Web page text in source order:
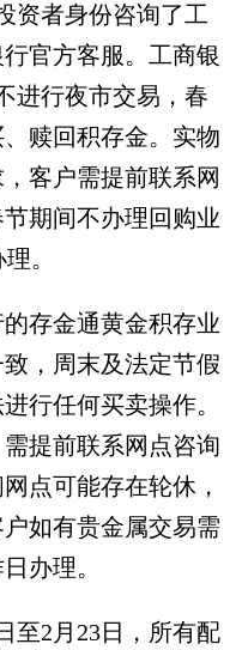
者身份咨询了工
官方客服。工商银
进行夜市交易，春
赎回积存金。实物
客户需提前联系网
期间不办理回购业
。
存金通黄金积存业
，周末及法定节假
行任何买卖操作。
提前联系网点咨询
点可能存在轮休，
如有贵金属交易需
办理。
2月23日，所有配